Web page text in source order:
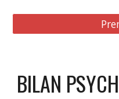
BILAN